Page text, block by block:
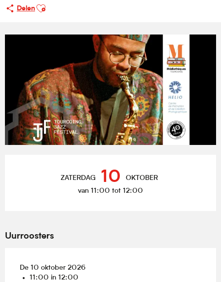
Delen
Ajouter aux favoris
ZATERDAG 10 OKTOBER
van 11:00 tot 12:00
Uurroosters
De 10 oktober 2026
11:00 in 12:00